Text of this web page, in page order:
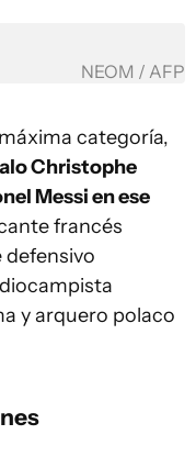
NEOM / AFP
categoría,
Christophe
Messi en ese
francés
defensivo
y arquero polaco